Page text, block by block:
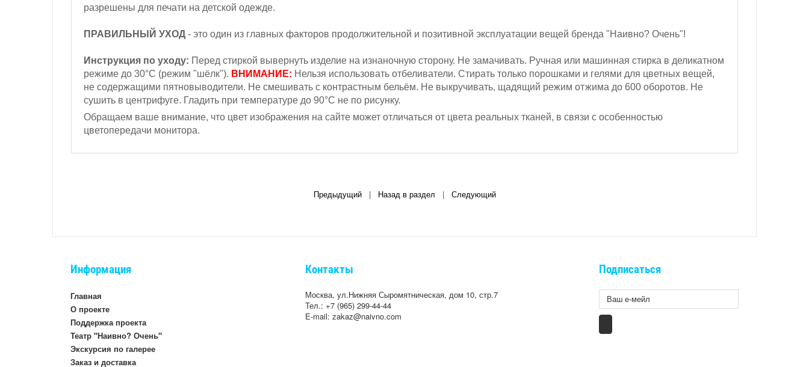
разрешены для печати на детской одежде.
ПРАВИЛЬНЫЙ УХОД - это один из главных факторов продолжительной и позитивной эксплуатации вещей бренда "Наивно? Очень"!
Инструкция по уходу: Перед стиркой вывернуть изделие на изнаночную сторону. Не замачивать. Ручная или машинная стирка в деликатном
режиме до 30°С (режим "шёлк"). ВНИМАНИЕ: Нельзя использовать отбеливатели. Стирать только порошками и гелями для цветных вещей,
не содержащими пятновыводители. Не смешивать с контрастным бельём. Не выкручивать, щадящий режим отжима до 600 оборотов. Не
сушить в центрифуге. Гладить при температуре до 90°С не по рисунку.
Обращаем ваше внимание, что цвет изображения на сайте может отличаться от цвета реальных тканей, в связи с особенностью
цветопередачи монитора.
Предыдущий| Назад в раздел Следующий
Информация
Главная
О проекте
Поддержка проекта
Театр "Наивно? Очень"
Экскурсия по галерее
Заказ и доставка
Контакты
Москва, ул.Нижняя Сыромятническая, дом 10, стр.7
Тел.: +7 (965) 299-44-44
E-mail: zakaz@naivno.com
Подписаться